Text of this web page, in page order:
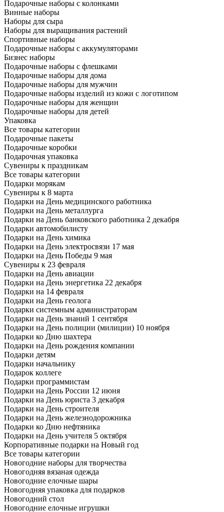
Подарочные наборы с колонками
Винные наборы
Наборы для сыра
Наборы для выращивания растений
Спортивные наборы
Подарочные наборы с аккумуляторами
Бизнес наборы
Подарочные наборы с флешками
Подарочные наборы для дома
Подарочные наборы для мужчин
Подарочные наборы изделий из кожи с логотипом
Подарочные наборы для женщин
Подарочные наборы для детей
Упаковка
Все товары категории
Подарочные пакеты
Подарочные коробки
Подарочная упаковка
Сувениры к праздникам
Все товары категории
Подарки морякам
Сувениры к 8 марта
Подарки на День медицинского работника
Подарки на День металлурга
Подарки на День банковского работника 2 декабря
Подарки автомобилисту
Подарки на День химика
Подарки на День электросвязи 17 мая
Подарки на День Победы 9 мая
Сувениры к 23 февраля
Подарки на День авиации
Подарки на День энергетика 22 декабря
Подарки на 14 февраля
Подарки на День геолога
Подарки системным администраторам
Подарки на День знаний 1 сентября
Подарки на День полиции (милиции) 10 ноября
Подарки ко Дню шахтера
Подарки на День рождения компании
Подарки детям
Подарки начальнику
Подарок коллеге
Подарки программистам
Подарки на День России 12 июня
Подарки на День юриста 3 декабря
Подарки на День строителя
Подарки на День железнодорожника
Подарки ко Дню нефтяника
Подарки на День учителя 5 октября
Корпоративные подарки на Новый год
Все товары категории
Новогодние наборы для творчества
Новогодняя вязаная одежда
Новогодние елочные шары
Новогодняя упаковка для подарков
Новогодний стол
Новогодние елочные игрушки